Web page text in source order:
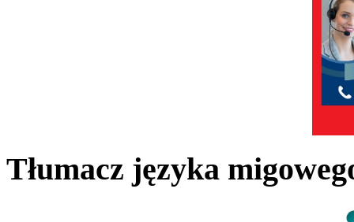
Tłumacz języka